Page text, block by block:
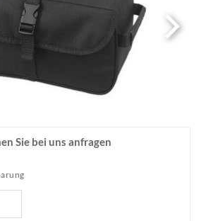
Sie bei uns anfragen